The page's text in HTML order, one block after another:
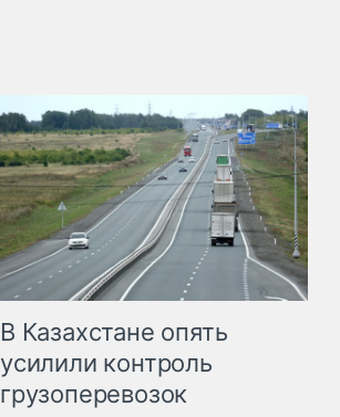
В Казахстане опять
усилили контроль
грузоперевозок